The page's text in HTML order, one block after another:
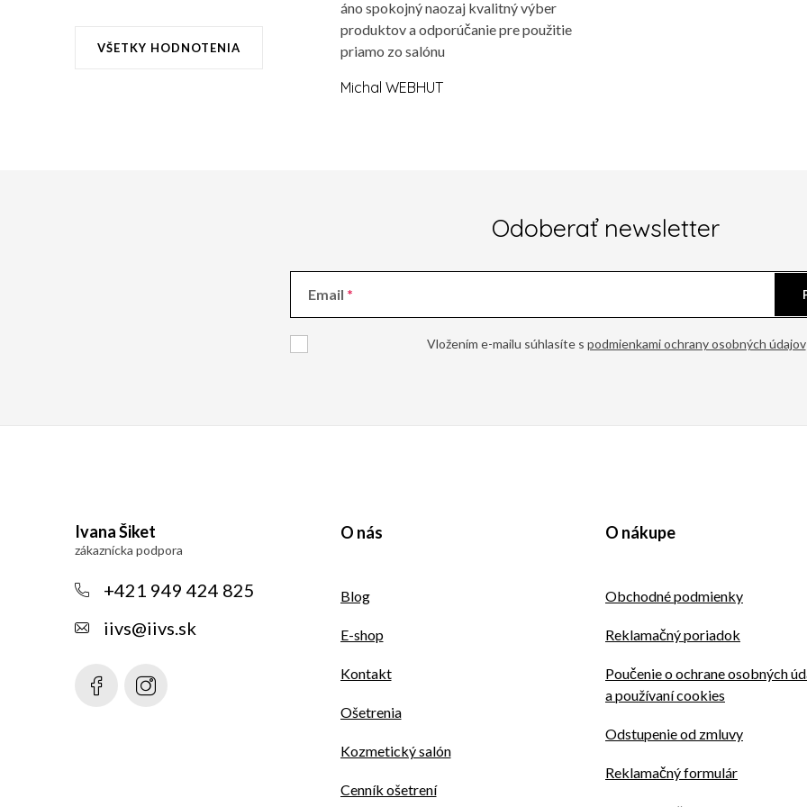
VŠETKY HODNOTENIA
áno spokojný naozaj kvalitný výber
produktov a odporúčanie pre použitie
priamo zo salónu
Michal WEBHUT
Odoberať newsletter
Email
Vložením e-mailu súhlasíte s podmienkami ochrany osobných údajov
Ivana Šiket
+421 949 424 825
iivs@iivs.sk
O nás
Blog
E-shop
Kontakt
Ošetrenia
Kozmetický salón
Cenník ošetrení
O nákupe
Obchodné podmienky
Reklamačný poriadok
Poučenie o ochrane osobných
a používaní cookies
Odstupenie od zmluvy
Reklamačný formulár